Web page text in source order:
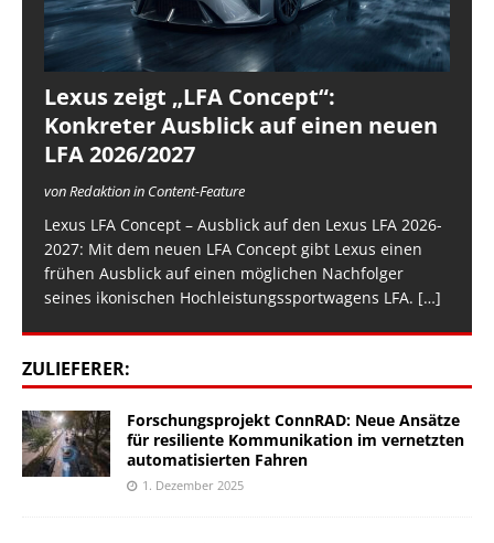
Lexus zeigt „LFA Concept“:
Konkreter Ausblick auf einen neuen
LFA 2026/2027
von Redaktion in Content-Feature
Lexus LFA Concept – Ausblick auf den Lexus LFA 2026-
2027: Mit dem neuen LFA Concept gibt Lexus einen
frühen Ausblick auf einen möglichen Nachfolger
seines ikonischen Hochleistungssportwagens LFA. […]
ZULIEFERER:
Forschungsprojekt ConnRAD: Neue Ansätze
für resiliente Kommunikation im vernetzten
automatisierten Fahren
1. Dezember 2025